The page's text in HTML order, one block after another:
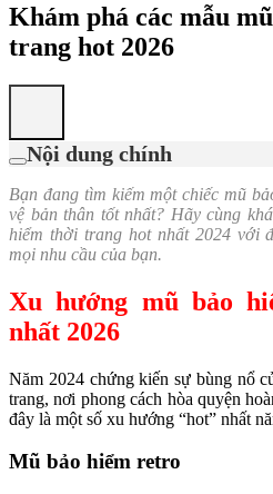
Khám phá các mẫu
trang hot 2026
Nội dung chính
Bạn đang tìm kiếm một chiếc mũ
vệ bản thân tốt nhất? Hãy cùng
hiểm thời trang hot nhất 2024 với
mọi nhu cầu của bạn.
Xu hướng mũ bảo
nhất 2026
Năm 2024 chứng kiến sự bùng nổ
trang, nơi phong cách hòa quyện
đây là một số xu hướng “hot” nhất
Mũ bảo hiểm retro